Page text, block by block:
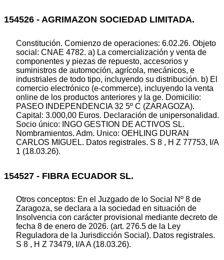
154526 - AGRIMAZON SOCIEDAD LIMITADA.
Constitución. Comienzo de operaciones: 6.02.26. Objeto
social: CNAE 4782. a) La comercialización y venta de
componentes y piezas de repuesto, accesorios y
suministros de automoción, agrícola, mecánicos, e
industriales de todo tipo, incluyendo su distribución. b) El
comercio electrónico (e-commerce), incluyendo la venta
online de los productos anteriores y la ge. Domicilio:
PASEO INDEPENDENCIA 32 5º C (ZARAGOZA).
Capital: 3.000,00 Euros. Declaración de unipersonalidad.
Socio único: INGO GESTION DE ACTIVOS SL.
Nombramientos. Adm. Unico: OEHLING DURAN
CARLOS MIGUEL. Datos registrales. S 8 , H Z 77753, I/A
1 (18.03.26).
154527 - FIBRA ECUADOR SL.
Otros conceptos: En el Juzgado de lo Social Nº 8 de
Zaragoza, se declara a la sociedad en situación de
Insolvencia con carácter provisional mediante decreto de
fecha 8 de enero de 2026. (art. 276.5 de la Ley
Reguladora de la Jurisdicción Social). Datos registrales.
S 8 , H Z 73479, I/A A (18.03.26).